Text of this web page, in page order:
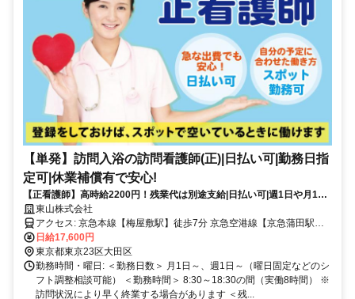
【単発】訪問入浴の訪問看護師(正)|日払い可|勤務日指
定可|休業補償有で安心!
【正看護師】高時給2200円！残業代は別途支給|日払い可|週1日や月1回
～の単発勤務OK|即日勤務可能|1日8hのスポットワーク【梅屋敷駅】
(17954-36-9)
東山株式会社
アクセス: 京急本線【梅屋敷駅】徒歩7分 京急空港線【京急蒲田駅】
徒歩8分 京急本線【京急蒲田駅】徒歩8分
日給17,600円
東京都東京23区大田区
勤務時間・曜日: ＜勤務日数＞ 月1日～、週1日～（曜日固定などのシ
フト調整相談可能） ＜勤務時間＞ 8:30～18:30の間（実働8時間） ※
訪問状況により早く終業する場合があります ＜残...